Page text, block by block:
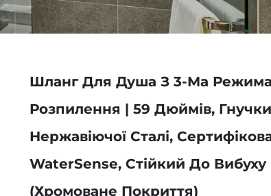
Шланг Для Душа З 3-Ма
Розпилення | 59 Дюймів,
Нержавіючої Сталі,
WaterSense, Стійкий До Вибуху
(хромоване Покриття)